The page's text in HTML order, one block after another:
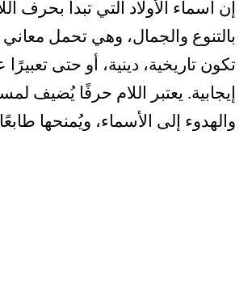
إن أسماء الأولاد التي تبدأ بحرف
بالتنوع والجمال، وهي تحمل
تكون تاريخية، دينية، أو حتى
إيجابية. يعتبر اللام حرفًا يُضيف
والهدوء إلى الأسماء، ويُمنحها